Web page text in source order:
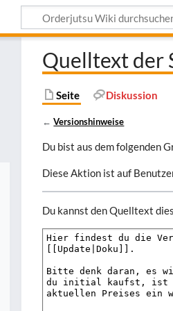
Quelltext der
Seite Diskussion
←Versionshinweise
Du bist aus dem folgenden
Diese Aktion ist auf
Du kannst den Quelltext